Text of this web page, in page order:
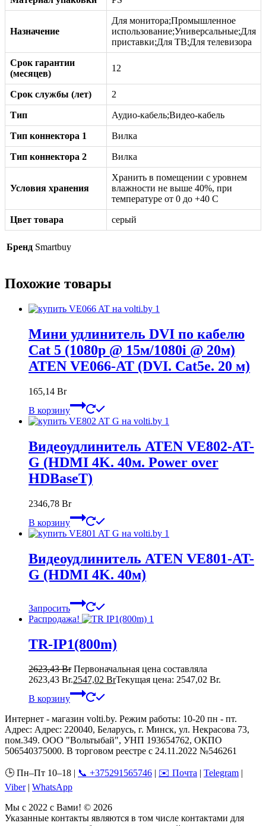
Назначение
Для монитора;Промышленное
использование;Универсальные;Для
приставки;Для ТВ;Для телевизора
Срок гарантии
(месяцев)
12
Срок службы (лет) 2
Тип Аудио-кабель;Видео-кабель
Тип коннектора 1 Вилка
Тип коннектора 2 Вилка
Условия хранения
Хранить в помещении с уровнем
влажности не выше 40%, при
температуре от 0 до +40 С
Цвет товара серый
Бренд Smartbuy
Похожие товары
Мини удлинитель DVI по кабелю
Cat 5 (1080p @ 15м/1080i @ 20м)
ATEN VE066-AT (DVI. Cat5e. 20 м)
165,14 Br
В корзину
Видеоудлинитель ATEN VE802-AT-
G (HDMI 4K. 40м. Power over
HDBaseT)
2346,78 Br
В корзину
Видеоудлинитель ATEN VE801-AT-
G (HDMI 4K. 40м)
Запросить
Распродажа!
TR-IP1(800m)
2623,43Br Первоначальная цена составляла
2623,43 Br.2547,02 BrТекущая цена: 2547,02 Br.
В корзину
Интернет - магазин volti.by. Режим работы: 10-20 пн - пт.
Адрес: Адрес: 220040, Беларусь, г. Минск, ул. Некрасова 73,
пом.349. ООО "Вольтыбай", УНП 193654762, ОКПО
506540375000. В торговом реестре с 24.11.2022 №546261
🕒 Пн–Пт 10–18 | 📞 +375291565746 | ✉️ Почта | Telegram |
Viber| WhatsApp
Мы с 2022 с Вами! © 2026
Указанные контакты являются в том числе контактами для